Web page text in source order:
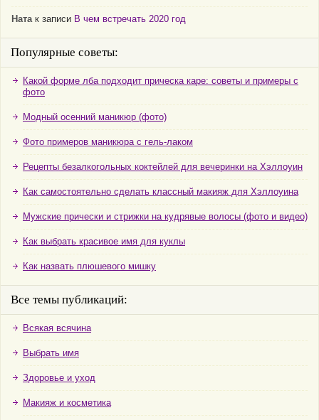
Натак записи В чем встречать 2020 год
Популярные советы:
Какой форме лба подходит прическа каре: советы и примеры с
фото
Модный осенний маникюр (фото)
Фото примеров маникюра с гель-лаком
Рецепты безалкогольных коктейлей для вечеринки на Хэллоуин
Как самостоятельно сделать классный макияж для Хэллоуина
Мужские прически и стрижки на кудрявые волосы (фото и видео)
Как выбрать красивое имя для куклы
Как назвать плюшевого мишку
Все темы публикаций:
Всякая всячина
Выбрать имя
Здоровье и уход
Макияж и косметика